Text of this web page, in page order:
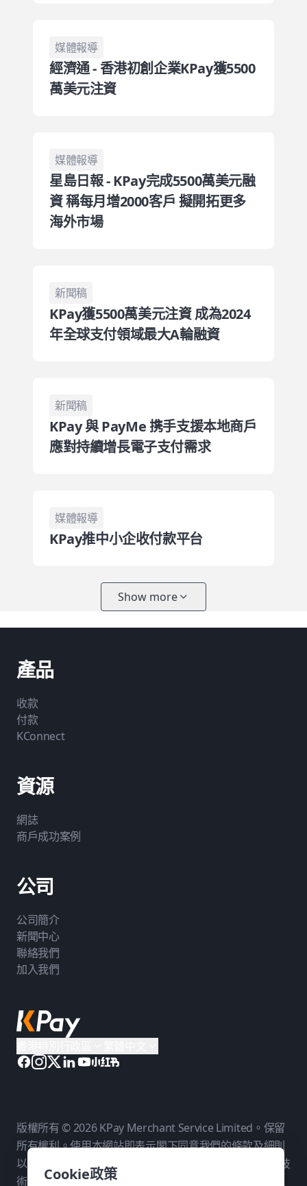
Cookie政策
媒體報導
經濟通 - 香港初創企業KPay獲5500
萬美元注資
媒體報導
星島日報 - KPay完成5500萬美元融
資 稱每月增2000客戶 擬開拓更多
海外市場
新聞稿
KPay獲5500萬美元注資 成為2024
年全球支付領域最大A輪融資
新聞稿
KPay 與 PayMe 携手支援本地商戶
應對持續增長電子支付需求
媒體報導
KPay推中小企收付款平台
Show more
產品
收款
付款
KConnect
資源
網誌
商戶成功案例
公司
公司簡介
新聞中心
聯絡我們
加入我們
版權所有 © 2026 KPay Merchant Service Limited。保留
所有權利。使用本網站即表示閣下同意我們的條款及細則
以及
。KPay Merchant Service Limited 是一個技
術平台，而非銀行。付款服務由我們在各相關司法管轄區